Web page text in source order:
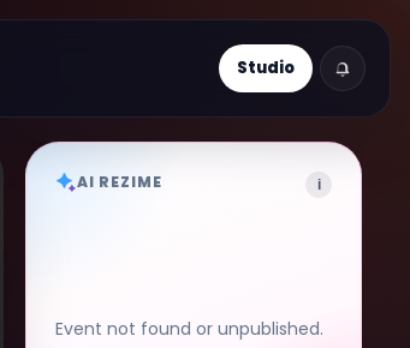
Studio
AI REZIME i
Event not found or unpublished.